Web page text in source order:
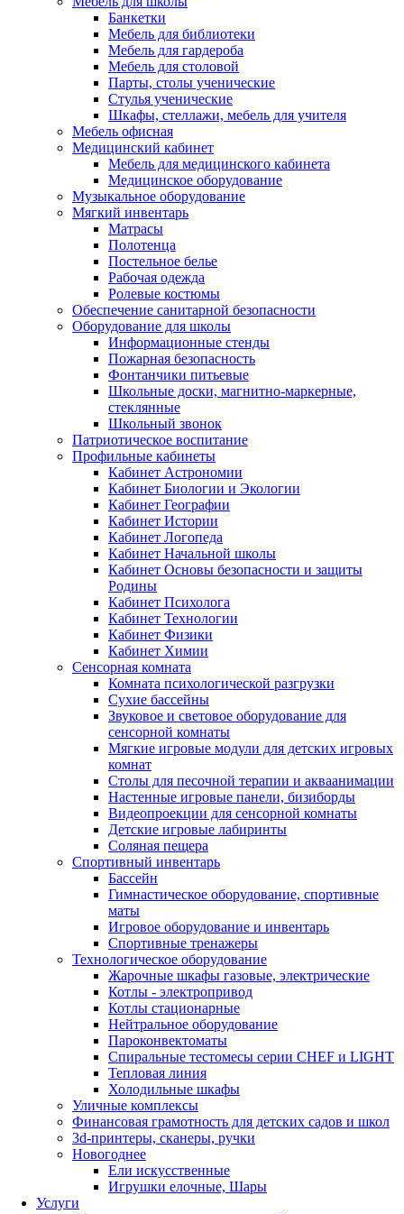
Банкетки
Мебель для библиотеки
Мебель для гардероба
Мебель для столовой
Парты, столы ученические
Стулья ученические
Шкафы, стеллажи, мебель для учителя
Мебель офисная
Медицинский кабинет
Мебель для медицинского кабинета
Медицинское оборудование
Музыкальное оборудование
Мягкий инвентарь
Матрасы
Полотенца
Постельное белье
Рабочая одежда
Ролевые костюмы
Обеспечение санитарной безопасности
Оборудование для школы
Информационные стенды
Пожарная безопасность
Фонтанчики питьевые
Школьные доски, магнитно-маркерные,
стеклянные
Школьный звонок
Патриотическое воспитание
Профильные кабинеты
Кабинет Астрономии
Кабинет Биологии и Экологии
Кабинет Географии
Кабинет Истории
Кабинет Логопеда
Кабинет Начальной школы
Кабинет Основы безопасности и защиты
Родины
Кабинет Психолога
Кабинет Технологии
Кабинет Физики
Кабинет Химии
Сенсорная комната
Комната психологической разгрузки
Сухие бассейны
Звуковое и световое оборудование для
сенсорной комнаты
Мягкие игровые модули для детских игровых
комнат
Столы для песочной терапии и акваанимации
Настенные игровые панели, бизиборды
Видеопроекции для сенсорной комнаты
Детские игровые лабиринты
Соляная пещера
Спортивный инвентарь
Бассейн
Гимнастическое оборудование, спортивные
маты
Игровое оборудование и инвентарь
Спортивные тренажеры
Технологическое оборудование
Жарочные шкафы газовые, электрические
Котлы - электропривод
Котлы стационарные
Нейтральное оборудование
Пароконвектоматы
Спиральные тестомесы серии CHEF и LIGHT
Тепловая линия
Холодильные шкафы
Уличные комплексы
Финансовая грамотность для детских садов и школ
3d-принтеры, сканеры, ручки
Новогоднее
Ели искусственные
Игрушки елочные, Шары
Услуги